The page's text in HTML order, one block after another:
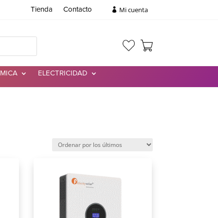
Tienda Contacto Mi cuenta
ELECTRICIDAD